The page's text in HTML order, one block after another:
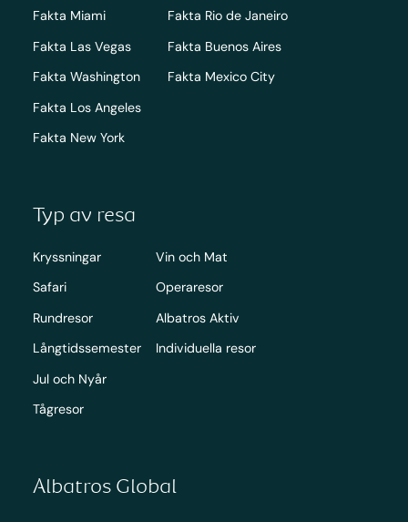
Fakta Miami
Fakta Las Vegas
Fakta Washington
Fakta Los Angeles
Fakta New York
Fakta Rio de Janeiro
Fakta Buenos Aires
Fakta Mexico City
Typ av resa
Kryssningar
Safari
Rundresor
Långtidssemester
Jul och Nyår
Tågresor
Vin och Mat
Operaresor
Albatros Aktiv
Individuella resor
Albatros Global